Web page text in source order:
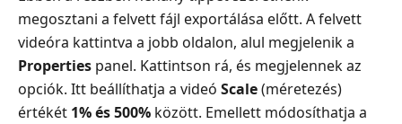
megosztani a felvett fájl exportálása előtt. A felvett
videóra kattintva a jobb oldalon, alul megjelenik a
Properties panel. Kattintson rá, és megjelennek az
opciók. Itt beállíthatja a videó Scale(méretezés)
értékét 1% és 500% között. Emellett módosíthatja a